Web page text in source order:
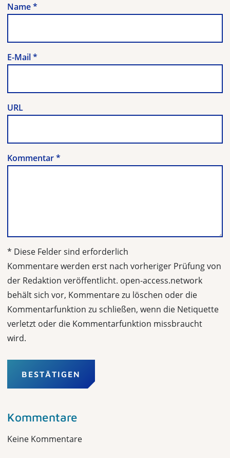
Name*
E-Mail*
URL
Kommentar*
* Diese Felder sind erforderlich
Kommentare werden erst nach vorheriger Prüfung von
der Redaktion veröffentlicht. open-access.network
behält sich vor, Kommentare zu löschen oder die
Kommentarfunktion zu schließen, wenn die Netiquette
verletzt oder die Kommentarfunktion missbraucht
wird.
BESTÄTIGEN
Kommentare
Keine Kommentare